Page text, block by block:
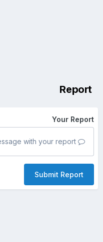
Report
Your Report
Submit Report